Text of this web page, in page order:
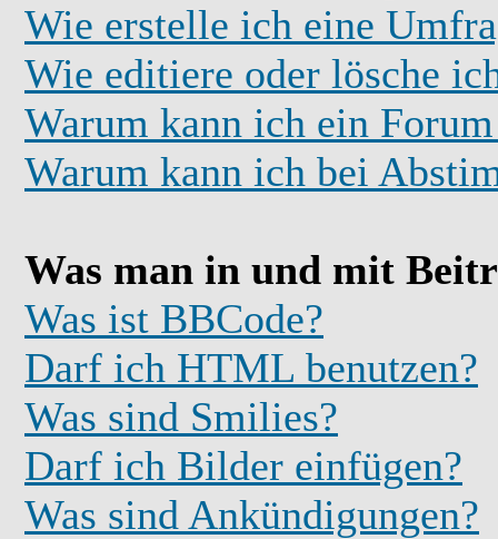
Wie erstelle ich eine
Wie editiere oder lösche
Warum kann ich ein
Warum kann ich bei
Was man in und mit
Was ist BBCode?
Darf ich HTML benutzen?
Was sind Smilies?
Darf ich Bilder einfügen?
Was sind Ankündigungen?